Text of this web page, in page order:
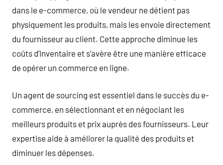
dans le e-commerce, où le vendeur ne détient pas
physiquement les produits, mais les envoie directement
du fournisseur au client. Cette approche diminue les
coûts d’inventaire et s’avère être une manière efficace
de opérer un commerce en ligne.
Un agent de sourcing est essentiel dans le succès du e-
commerce, en sélectionnant et en négociant les
meilleurs produits et prix auprès des fournisseurs. Leur
expertise aide à améliorer la qualité des produits et
diminuer les dépenses.